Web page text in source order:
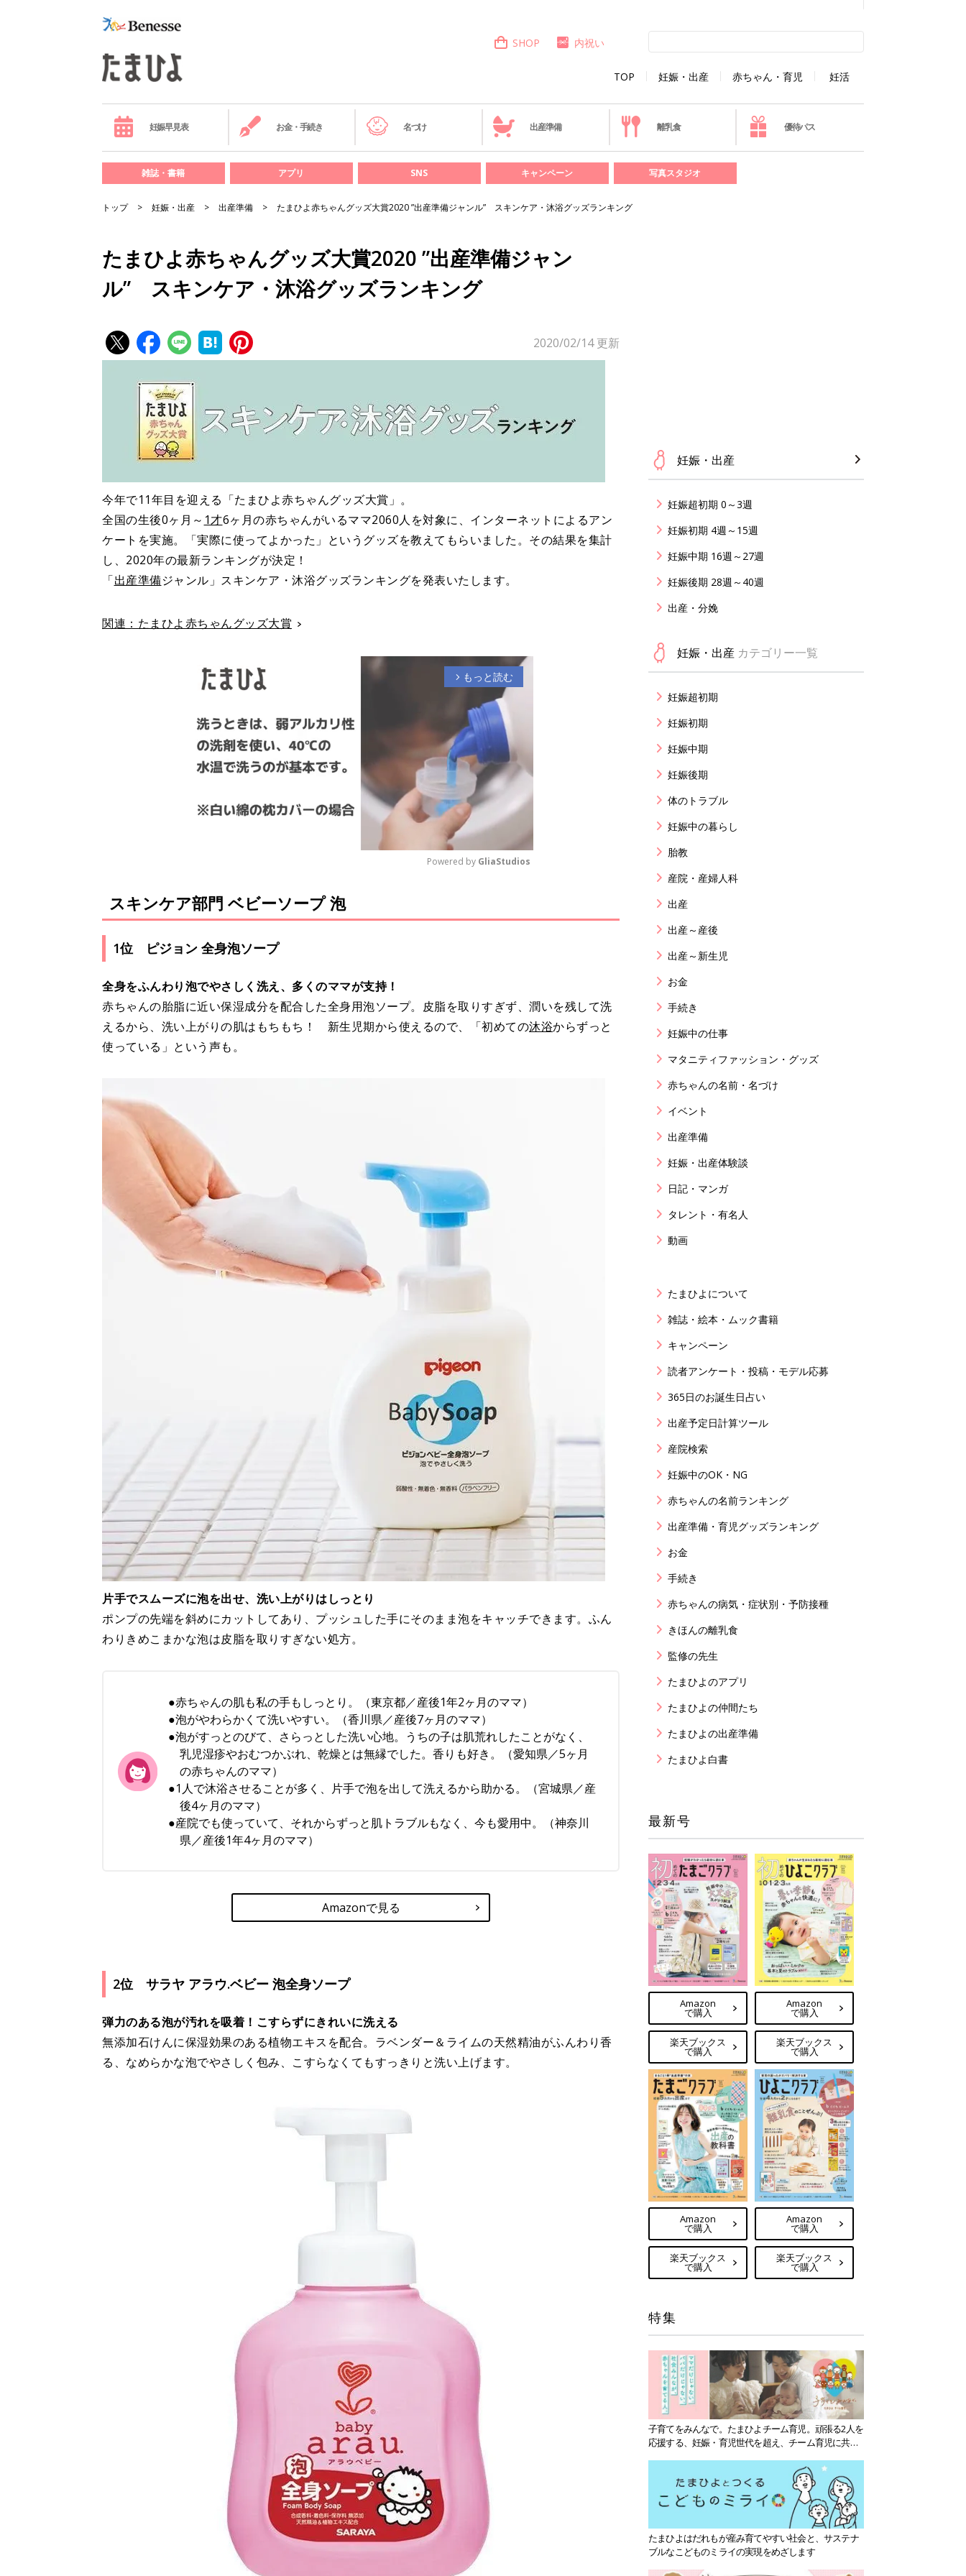
TOP 妊娠・出産 赤ちゃん・育児 妊活
SHOP 内祝い
妊娠早見表 お金・手続き 名づけ 出産準備 離乳食 優待パス
雑誌・書籍 アプリ SNS キャンペーン 写真スタジオ
トップ 妊娠・出産 出産準備 たまひよ赤ちゃんグッズ大賞2020 ”出産準備ジャンル” スキンケア・沐浴グッズランキング
たまひよ赤ちゃんグッズ大賞2020 ”出産準備ジャン
ル” スキンケア・沐浴グッズランキング
2020/02/14更新
今年で11年目を迎える「たまひよ赤ちゃんグッズ大賞」。
全国の生後0ヶ月～ 1才6ヶ月の赤ちゃんがいるママ2060人を対象に、インターネットによるアン
ケートを実施。「実際に使ってよかった」というグッズを教えてもらいました。その結果を集計
し、2020年の最新ランキングが決定！
「出産準備ジャンル」スキンケア・沐浴グッズランキングを発表いたします。
関連：たまひよ赤ちゃんグッズ大賞
arrow_forward_ios もっと読む
u
Powered by GliaStudios
スキンケア部門 ベビーソープ 泡
1位 ピジョン 全身泡ソープ
全身をふんわり泡でやさしく洗え、多くのママが支持！
赤ちゃんの胎脂に近い保湿成分を配合した全身用泡ソープ。皮脂を取りすぎず、潤いを残して洗
えるから、洗い上がりの肌はもちもち！ 新生児期から使えるので、「初めての沐浴からずっと
使っている」という声も。
片手でスムーズに泡を出せ、洗い上がりはしっとり
ポンプの先端を斜めにカットしてあり、プッシュした手にそのまま泡をキャッチできます。ふん
わりきめこまかな泡は皮脂を取りすぎない処方。
●赤ちゃんの肌も私の手もしっとり。（東京都／産後1年2ヶ月のママ）
●泡がやわらかくて洗いやすい。（香川県／産後7ヶ月のママ）
●泡がすっとのびて、さらっとした洗い心地。うちの子は肌荒れしたことがなく、
乳児湿疹やおむつかぶれ、乾燥とは無縁でした。香りも好き。（愛知県／5ヶ月
の赤ちゃんのママ）
●1人で沐浴させることが多く、片手で泡を出して洗えるから助かる。（宮城県／産
後4ヶ月のママ）
●産院でも使っていて、それからずっと肌トラブルもなく、今も愛用中。（神奈川
県／産後1年4ヶ月のママ）
Amazonで見る
2位 サラヤ アラウ.ベビー 泡全身ソープ
弾力のある泡が汚れを吸着！こすらずにきれいに洗える
無添加石けんに保湿効果のある植物エキスを配合。ラベンダー＆ライムの天然精油がふんわり香
る、なめらかな泡でやさしく包み、こすらなくてもすっきりと洗い上げます。
妊娠・出産
妊娠超初期 0～3週
妊娠初期 4週～15週
妊娠中期 16週～27週
妊娠後期 28週～40週
出産・分娩
妊娠・出産 カテゴリー一覧
妊娠超初期
妊娠初期
妊娠中期
妊娠後期
体のトラブル
妊娠中の暮らし
胎教
産院・産婦人科
出産
出産～産後
出産～新生児
お金
手続き
妊娠中の仕事
マタニティファッション・グッズ
赤ちゃんの名前・名づけ
イベント
出産準備
妊娠・出産体験談
日記・マンガ
タレント・有名人
動画
たまひよについて
雑誌・絵本・ムック書籍
キャンペーン
読者アンケート・投稿・モデル応募
365日のお誕生日占い
出産予定日計算ツール
産院検索
妊娠中のOK・NG
赤ちゃんの名前ランキング
出産準備・育児グッズランキング
お金
手続き
赤ちゃんの病気・症状別・予防接種
きほんの離乳食
監修の先生
たまひよのアプリ
たまひよの仲間たち
たまひよの出産準備
たまひよ白書
最新号
Amazon
で購入
楽天ブックス
で購入
Amazon
で購入
楽天ブックス
で購入
Amazon
で購入
楽天ブックス
で購入
Amazon
で購入
楽天ブックス
で購入
特集
子育てをみんなで。たまひよチーム育児。頑張る2人を
応援する、妊娠・育児世代を超え、チーム育児に共感
たまひよはだれもが産み育てやすい社会と、サステナ
ブルなこどものミライの実現をめざします